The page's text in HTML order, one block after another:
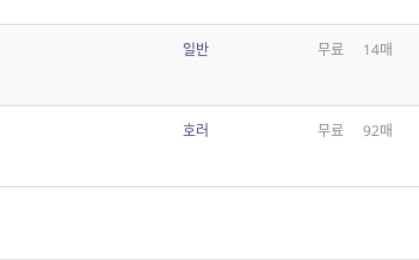
일반 무료
14매
호러 무료
92매